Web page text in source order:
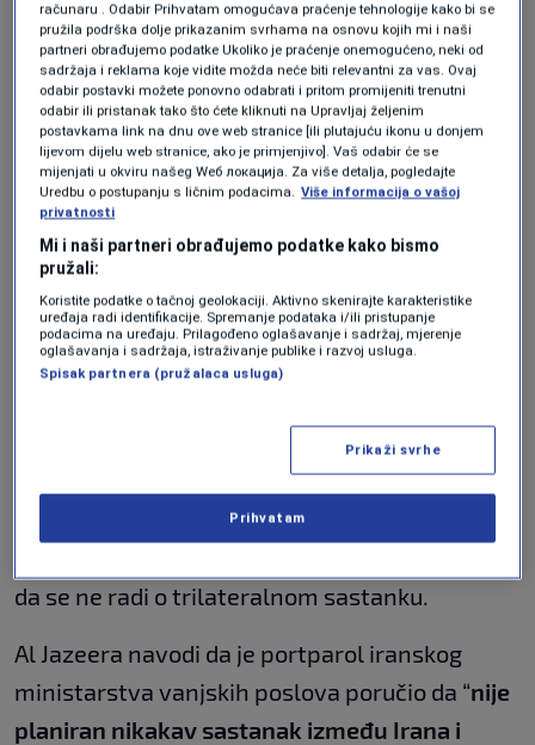
SVIJET |24. apr.
Prema saopćenju koje prenosi iranska agencija
Tasnim, Araghchi je zahvalio “vladi Pakistana,
posebno feldmaršalu Asimu Muniru, za
uspostavljanje primirja i okončanje rata”, dok
je Munir poručio da je Pakistan spreman
nastaviti posredničke napore “dok se ne
postigne rezultat”.
Iran demantuje trilateralni
Iako je Bijela kuća najavila da američki
izaslanici Steve Witkoff i Jared Kushner putuju
da se ne radi o trilateralnom sastanku.
Al Jazeera navodi da je portparol iranskog
ministarstva vanjskih poslova poručio da “nije
planiran nikakav sastanak između Irana i
računaru . Odabir Prihvatam omogućava praćenje tehnologije kako bi se
pružila podrška dolje prikazanim svrhama na osnovu kojih mi i naši
partneri obrađujemo podatke Ukoliko je praćenje onemogućeno, neki od
sadržaja i reklama koje vidite možda neće biti relevantni za vas. Ovaj
odabir postavki možete ponovno odabrati i pritom promijeniti trenutni
odabir ili pristanak tako što ćete kliknuti na Upravljaj željenim
postavkama link na dnu ove web stranice [ili plutajuću ikonu u donjem
lijevom dijelu web stranice, ako je primjenjivo]. Vaš odabir će se
mijenjati u okviru našeg Wеб локација. Za više detalja, pogledajte
Uredbu o postupanju s ličnim podacima. Više informacija o vašoj
privatnosti
Mi i naši partneri obrađujemo podatke kako bismo
pružali:
Koristite podatke o tačnoj geolokaciji. Aktivno skenirajte karakteristike
uređaja radi identifikacije. Spremanje podataka i/ili pristupanje
podacima na uređaju. Prilagođeno oglašavanje i sadržaj, mjerenje
oglašavanja i sadržaja, istraživanje publike i razvoj usluga.
Spisak partnera (pružalaca usluga)
Prikaži svrhe
Prihvatam